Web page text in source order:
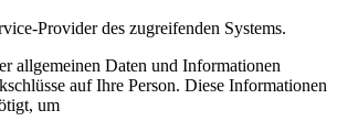
Provider des zugreifenden Systems.
allgemeinen Daten und Informationen
auf Ihre Person. Diese Informationen
um